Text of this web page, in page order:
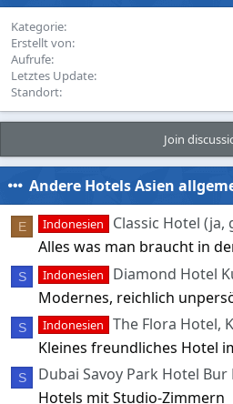
Kategorie
Erstellt von
Aufrufe
Letztes Update
Standort
Join
Andere Hotels Asien
E Indonesien
Classic Hotel (ja,
Alles was man braucht in
S Indonesien
Diamond Hotel
Modernes, reichlich
S Indonesien
The Flora Hotel,
Kleines freundliches Hotel
S
Dubai Savoy Park Hotel Bur
Hotels mit Studio-Zimmern